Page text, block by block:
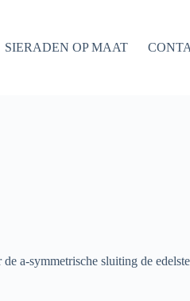
SIERADEN OP MAAT
a-symmetrische sluiting de